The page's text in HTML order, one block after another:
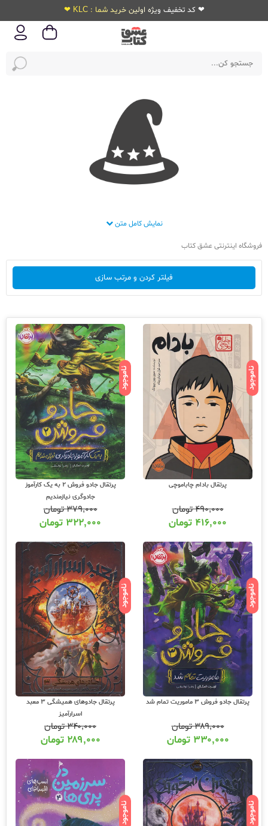
❤ کد تخفیف ویژه اولین خرید شما : KLC ❤
نمایش کامل متن
فروشگاه اینترنتی عشق کتاب
فیلتر کردن و مرتب سازی
ناموجود
پرتقال بادام چاباموچی
۴۹۰,۰۰۰تومان
۴۱۶,۰۰۰ تومان
ناموجود
پرتقال جادو فروش 2 به یک کارآموز
جادوگری نیازمندیم
۳۷۹,۰۰۰تومان
۳۲۲,۰۰۰ تومان
ناموجود
پرتقال جادو فروش 3 ماموریت تمام شد
۳۸۹,۰۰۰تومان
۳۳۰,۰۰۰ تومان
ناموجود
پرتقال جادوهای همیشگی 3 معبد
اسرارآمیز
۳۴۰,۰۰۰تومان
۲۸۹,۰۰۰ تومان
ناموجود ناموجود